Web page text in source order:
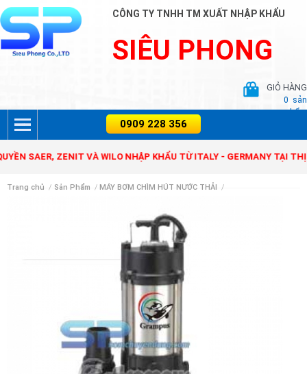
CÔNG TY TNHH TM XUẤT NHẬP KHẨU
SIÊU PHONG
GIỎ HÀNG
0 sản
phẩm
ZENIT VÀ WILO NHẬP KHẨU TỪ ITALY - GERMANY TẠI THỊ
Trang chủ / Sản Phẩm / MÁY BƠM CHÌM HÚT NƯỚC THẢI /